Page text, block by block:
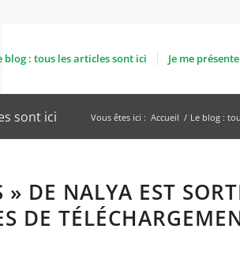
blog : tous les articles sont ici Je me présente
sont ici Vous êtes ici : Accueil / Le blog :
DE NALYA EST
DE